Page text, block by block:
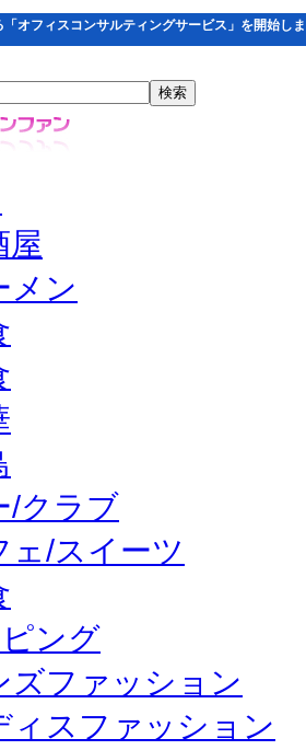
オフィスコンサルティングサービス」を開始し
屋
メン
/クラブ
ェ/スイーツ
ング
ズファッション
ィスファッション